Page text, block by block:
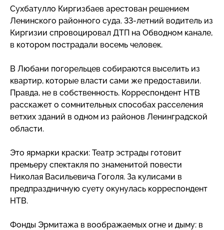
Сухбатулло Киргизбаев арестован решением
Ленинского районного суда. 33-летний водитель из
Киргизии спровоцировал ДТП на Обводном канале,
в котором пострадали восемь человек.
В Любани погорельцев собираются выселить из
квартир, которые власти сами же предоставили.
Правда, не в собственность. Корреспондент НТВ
расскажет о сомнительных способах расселения
ветхих зданий в одном из районов Ленинградской
области.
Это ярмарки краски: Театр эстрады готовит
премьеру спектакля по знаменитой повести
Николая Васильевича Гоголя. За кулисами в
предпраздничную суету окунулась корреспондент
НТВ.
Фонды Эрмитажа в воображаемых огне и дыму: в